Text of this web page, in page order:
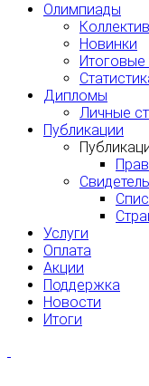
Олимпиады
Новинки
Итоговые
Дипломы
Личные
Публикации
Услуги
Оплата
Акции
Поддержка
Новости
Итоги